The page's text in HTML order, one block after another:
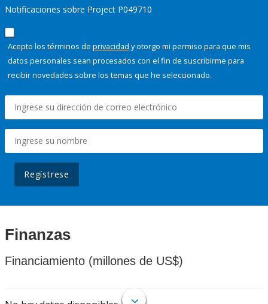
Notificaciones sobre Project P049710
Acepto los términos de privacidad y otorgo mi permiso para que mis
datos personales sean procesados con el fin de suscribirme para
recibir novedades sobre los temas que he seleccionado.
Regístrese
Finanzas
Financiamiento (millones de US$)